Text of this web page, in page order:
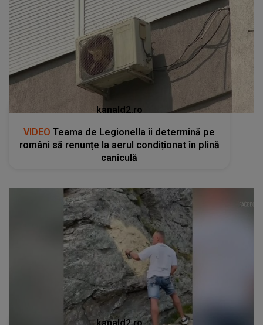
kanald2.ro
VIDEO Teama de Legionella îi determină pe
români să renunțe la aerul condiționat în plină
caniculă